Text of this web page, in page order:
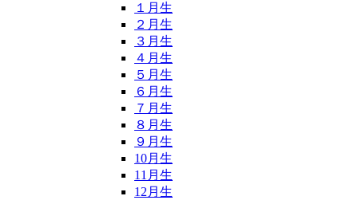
１月生
２月生
３月生
４月生
５月生
６月生
７月生
８月生
９月生
10月生
11月生
12月生